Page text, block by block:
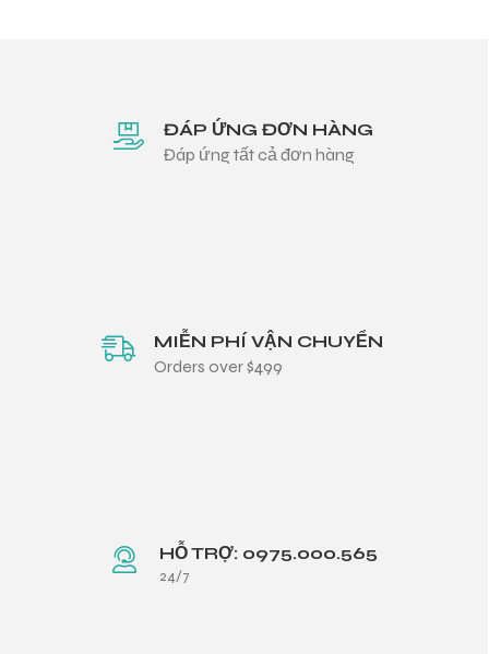
ĐÁP ỨNG ĐƠN HÀNG
Đáp ứng tất cả đơn hàng
MIỄN PHÍ VẬN CHUYỂN
Orders over $499
HỖ TRỢ: 0975.000.565
24/7